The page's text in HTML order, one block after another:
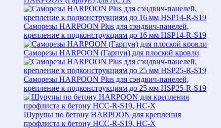
Саморезы HARPOON Plus для сэндвич-панелей,
крепление к подконструкциям до 16 мм HSP14-R-S19
Саморезы HARPOON (Гарпун) для плоской кровли
Саморезы HARPOON Plus для сэндвич-панелей,
крепление к подконструкциям до 25 мм HSP25-R-S19
Шурупы по бетону HARPOON для крепления
профлиста к бетону HCC-R-S19, HC-X